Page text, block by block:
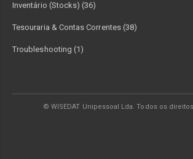
Inventário (Stocks) (36)
Tesouraria & Contas Correntes (38)
Troubleshooting (1)
© WISEDAT Unipessoal Lda. Todos os